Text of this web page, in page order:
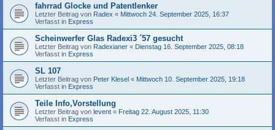
fahrrad Glocke und Patentlenker
Letzter Beitrag von Radex « Mittwoch 24. September 2025, 16:37
Verfasst in Express
Scheinwerfer Glas Radexi3 ´57 gesucht
Letzter Beitrag von Radexianer « Dienstag 16. September 2025, 08:18
Verfasst in Express
SL 107
Letzter Beitrag von Peter Klesel « Mittwoch 10. September 2025, 19:18
Verfasst in Express
Teile Info,Vorstellung
Letzter Beitrag von levent « Freitag 22. August 2025, 11:30
Verfasst in Express